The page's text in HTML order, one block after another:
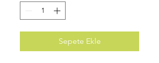
Sepete Ekle